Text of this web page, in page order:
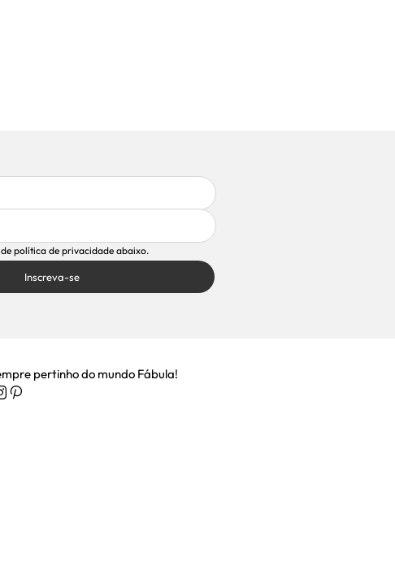
política de privacidade abaixo.
Inscreva-se
pertinho do mundo Fábula!